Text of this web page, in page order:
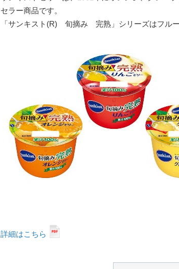
セラー商品です。
「サンキスト(R) 旬摘み 完熟」シリーズはフル
詳細はこちら